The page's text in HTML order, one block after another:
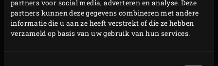
partners voor social media, adverteren en analyse. Deze
partners kunnen deze gegevens combineren met andere
informatie die u aan ze heeft verstrekt of die ze hebben
verzameld op basis van uw gebruik van hun services.